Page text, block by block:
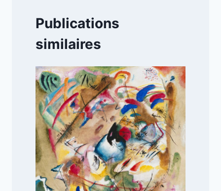
Publications
similaires